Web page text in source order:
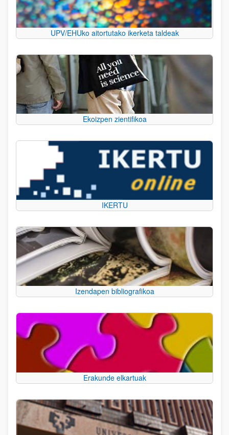
UPV/EHUko aitortutako ikerketa taldeak
Ekoizpen zientifikoa
IKERTU
Izendapen bibliografikoa
Erakunde elkartuak